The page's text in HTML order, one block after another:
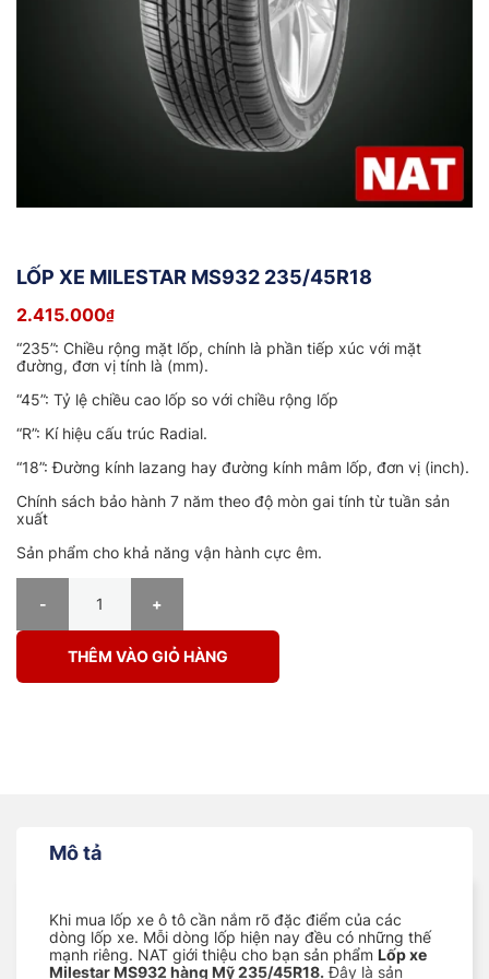
LỐP XE MILESTAR MS932 235/45R18
2.415.000₫
“235”: Chiều rộng mặt lốp, chính là phần tiếp xúc với mặt
đường, đơn vị tính là (mm).
“45”: Tỷ lệ chiều cao lốp so với chiều rộng lốp
“R”: Kí hiệu cấu trúc Radial.
“18”: Đường kính lazang hay đường kính mâm lốp, đơn vị (inch).
Chính sách bảo hành 7 năm theo độ mòn gai tính từ tuần sản
xuất
Sản phẩm cho khả năng vận hành cực êm.
THÊM VÀO GIỎ HÀNG
Mô tả
Khi mua lốp xe ô tô cần nắm rõ đặc điểm của các
dòng lốp xe. Mỗi dòng lốp hiện nay đều có những thế
mạnh riêng. NAT giới thiệu cho bạn sản phẩm Lốp xe
Milestar MS932 hàng Mỹ 235/45R18.Đây là sản